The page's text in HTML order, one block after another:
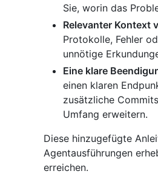
Sie, worin das
Relevanter Kontext
Protokolle, Fehler
unnötige
Eine klare
einen klaren
zusätzliche
Umfang erweitern.
Diese hinzugefügte
Agentausführungen
erreichen.